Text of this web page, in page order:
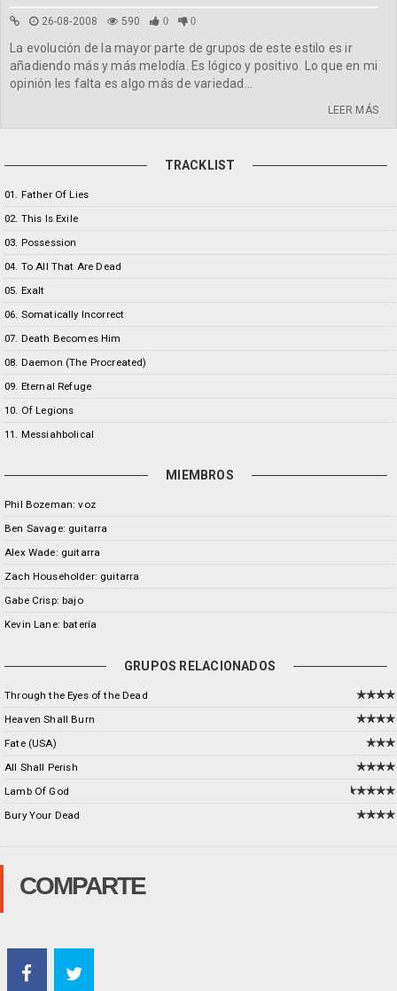
26-08-2008 590 0 0
La evolución de la mayor parte de grupos de este estilo es ir
añadiendo más y más melodía. Es lógico y positivo. Lo que en mi
opinión les falta es algo más de variedad...
LEER MÁS
TRACKLIST
01. Father Of Lies
02. This Is Exile
03. Possession
04. To All That Are Dead
05. Exalt
06. Somatically Incorrect
07. Death Becomes Him
08. Daemon (The Procreated)
09. Eternal Refuge
10. Of Legions
11. Messiahbolical
MIEMBROS
Phil Bozeman: voz
Ben Savage: guitarra
Alex Wade: guitarra
Zach Householder: guitarra
Gabe Crisp: bajo
Kevin Lane: batería
GRUPOS RELACIONADOS
Through the Eyes of the Dead
Heaven Shall Burn
Fate (USA)
All Shall Perish
Lamb Of God
Bury Your Dead
COMPARTE